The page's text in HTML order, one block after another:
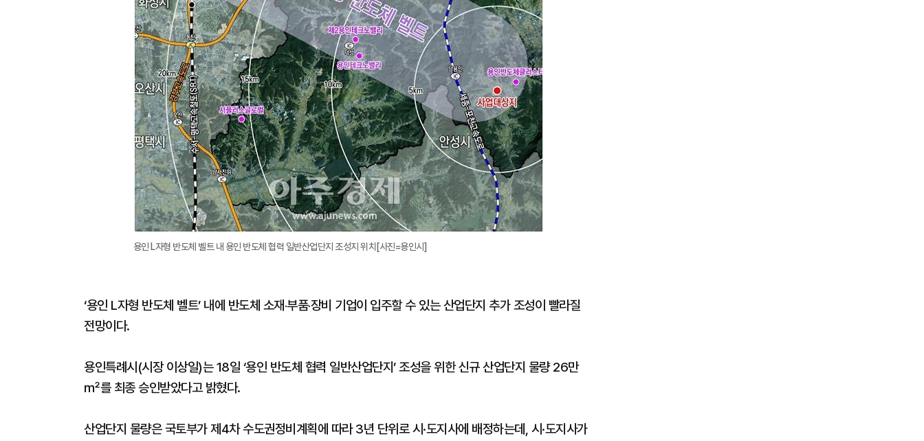
용인 L자형 반도체 벨트 내 용인 반도체 협력 일반산업단지 조성지 위치[사진=용인시]
‘용인 L자형 반도체 벨트’ 내에 반도체 소재‧부품‧장비 기업이 입주할 수 있는 산업단지 추가 조성이 빨라질
전망이다.
용인특례시(시장 이상일)는 18일 ‘용인 반도체 협력 일반산업단지’ 조성을 위한 신규 산업단지 물량 26만
㎡를 최종 승인받았다고 밝혔다.
산업단지 물량은 국토부가 제4차 수도권정비계획에 따라 3년 단위로 시·도지사에 배정하는데, 시·도지사가